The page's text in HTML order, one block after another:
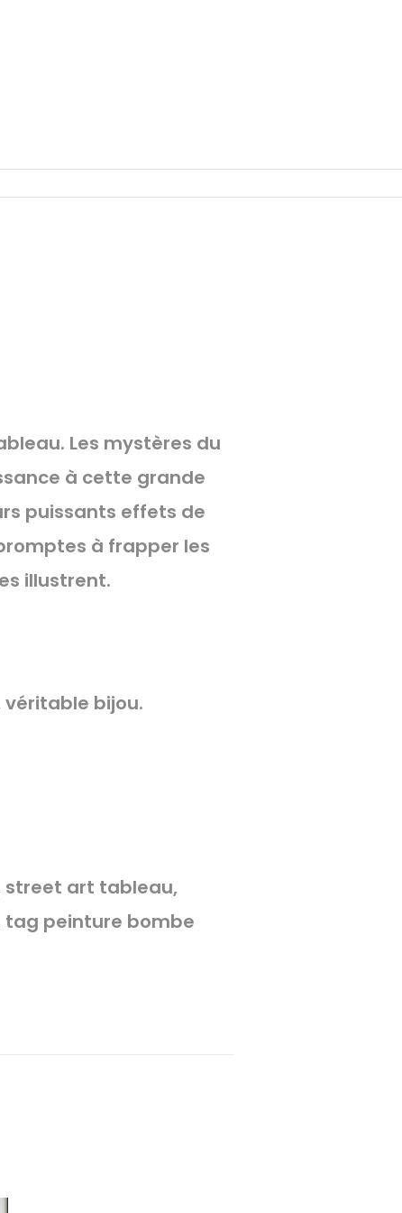
Les mystères du
à cette grande
puissants effets de
à frapper les
illustrent.
véritable bijou.
street art tableau,
peinture bombe